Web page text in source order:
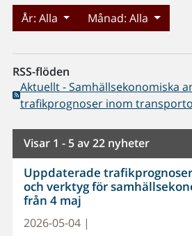
År: Alla Månad:Alla
RSS-flöden
Aktuellt - Samhällsekonomiska
trafikprognoser inom
Visar 1 - 5 av 22 nyheter
Uppdaterade
och verktyg för
från 4 maj
2026-05-04 |